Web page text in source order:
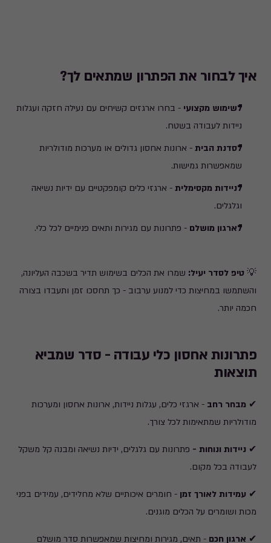
איך לבחור את הפתרון שמתאים לך?
לשימוש מקצועי - בחרו ארגזים קשיחים עם נעילה חזקה ועגלות
ניידות לעבודה בשטח.
לסדנת הבית - ארונות אחסון גדולים או מערכות מודולריות
שמאפשרות גמישות.
לניידות מקסימלית - ארגזי כלים קומפקטיים עם ידיות נשיאה
וגלגלים.
לארגון מושלם - פתרונות עם מגירות ותאים פנימיים לכל כלי.
💡 טיפ לסדר יעיל: שמרו את הכלים בשימוש תדיר בשכבה העליונה,
והשתמשו במחיצות כדי למנוע ערבוב - כך תחסכו זמן ותעבדו בצורה
חכמה יותר.
פתרונות אחסון כלי עבודה - סדר שמביא
תוצאות
✔ מבחר רחב - ארגזי כלים, עגלות ניידות, ארונות אחסון ומערכות
מודולריות שמתאימות לכל צורך.
✔ ניידות ונוחות - פתרונות עם גלגלים, ידיות נשיאה ומבנה קל משקל
לעבודה בכל מקום.
✔ עמידות לאורך זמן - חומרים איכותיים שלא מחלידים, עמידים בפני
מכות ושומרים על הכלים מוגנים.
✔ ארגון חכם - תאים, מגירות ומחיצות שמאפשרות סדר מושלם